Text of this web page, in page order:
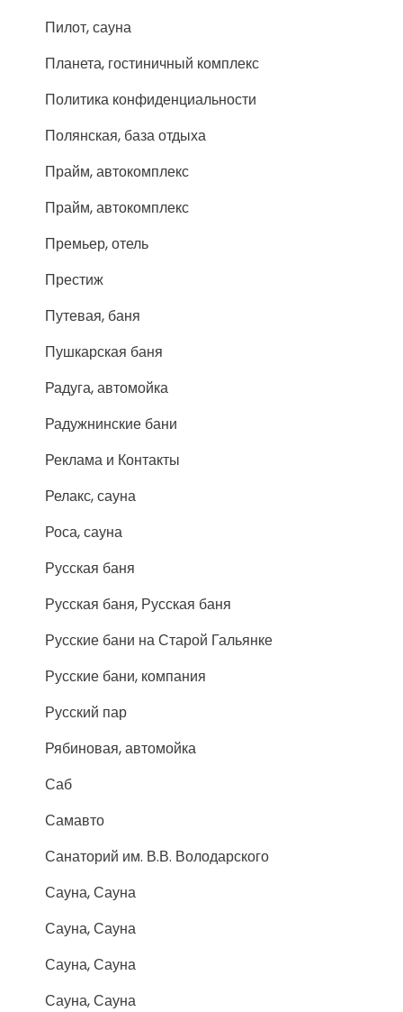
Пилот, сауна
Планета, гостиничный комплекс
Политика конфиденциальности
Полянская, база отдыха
Прайм, автокомплекс
Прайм, автокомплекс
Премьер, отель
Престиж
Путевая, баня
Пушкарская баня
Радуга, автомойка
Радужнинские бани
Реклама и Контакты
Релакс, сауна
Роса, сауна
Русская баня
Русская баня, Русская баня
Русские бани на Старой Гальянке
Русские бани, компания
Русский пар
Рябиновая, автомойка
Саб
Самавто
Санаторий им. В.В. Володарского
Сауна, Сауна
Сауна, Сауна
Сауна, Сауна
Сауна, Сауна